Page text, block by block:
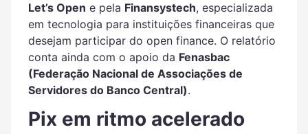
Let’s Open e pela Finansystech, especializada
em tecnologia para instituições financeiras que
desejam participar do open finance. O relatório
conta ainda com o apoio da Fenasbac
(Federação Nacional de Associações de
Servidores do Banco Central).
Pix em ritmo acelerado